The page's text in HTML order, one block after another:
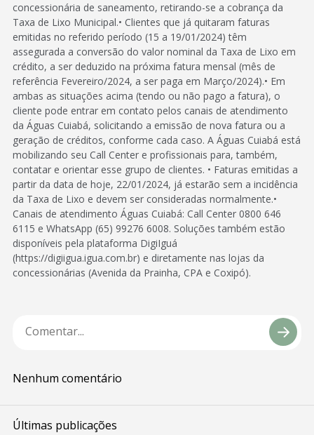
concessionária de saneamento, retirando-se a cobrança da
Taxa de Lixo Municipal.• Clientes que já quitaram faturas
emitidas no referido período (15 a 19/01/2024) têm
assegurada a conversão do valor nominal da Taxa de Lixo em
crédito, a ser deduzido na próxima fatura mensal (mês de
referência Fevereiro/2024, a ser paga em Março/2024).• Em
ambas as situações acima (tendo ou não pago a fatura), o
cliente pode entrar em contato pelos canais de atendimento
da Águas Cuiabá, solicitando a emissão de nova fatura ou a
geração de créditos, conforme cada caso. A Águas Cuiabá está
mobilizando seu Call Center e profissionais para, também,
contatar e orientar esse grupo de clientes. • Faturas emitidas a
partir da data de hoje, 22/01/2024, já estarão sem a incidência
da Taxa de Lixo e devem ser consideradas normalmente.•
Canais de atendimento Águas Cuiabá: Call Center 0800 646
6115 e WhatsApp (65) 99276 6008. Soluções também estão
disponíveis pela plataforma DigiIguá
(https://digiigua.igua.com.br) e diretamente nas lojas da
concessionárias (Avenida da Prainha, CPA e Coxipó).
Nenhum comentário
Últimas publicações